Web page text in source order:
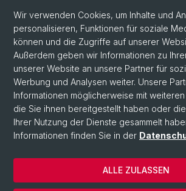
eikones - Zentrum für die Theorie und
Archiv eikones NFS Bildkritik 2005 - 2017
Renaissance Kolloquium
© Universität Basel
Datenschutzerklärung
Philosophisch-Historische Fakultät
Departement Künste, Medien, Philosophie
Wir verwenden Cookies, um Inhalte und
personalisieren, Funktionen für soziale
können und die Zugriffe auf unserer
Außerdem geben wir Informationen zu
unserer Website an unsere Partner für
Werbung und Analysen weiter. Unsere
Informationen möglicherweise mit
die Sie ihnen bereitgestellt haben oder die
Ihrer Nutzung der Dienste gesammelt
Informationen finden Sie in der
ALLE ZULASSEN